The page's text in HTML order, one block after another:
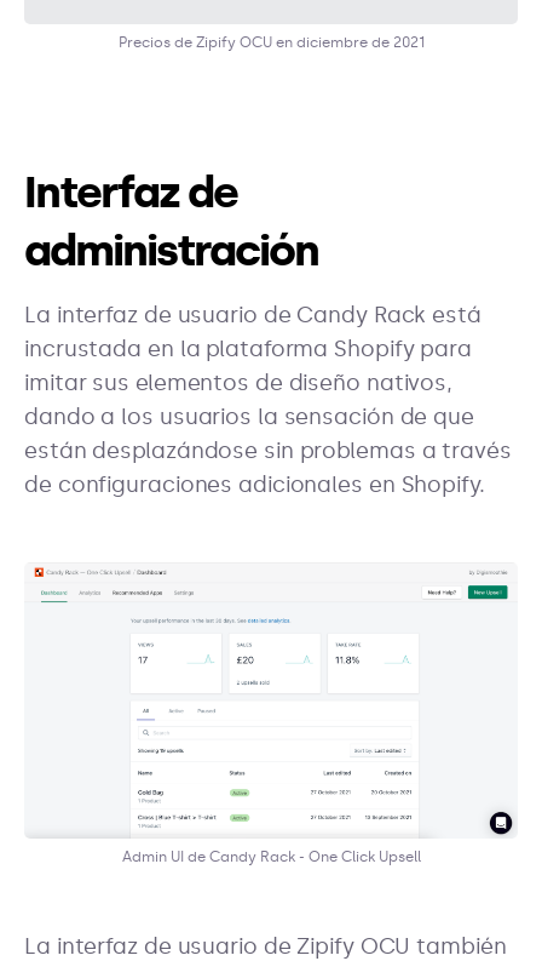
Precios de Zipify OCU en diciembre de 2021
Interfaz de
administración
La interfaz de usuario de Candy Rack está
incrustada en la plataforma Shopify para
imitar sus elementos de diseño nativos,
dando a los usuarios la sensación de que
están desplazándose sin problemas a través
de configuraciones adicionales en Shopify.
Admin UI de Candy Rack - One Click Upsell
La interfaz de usuario de Zipify OCU también